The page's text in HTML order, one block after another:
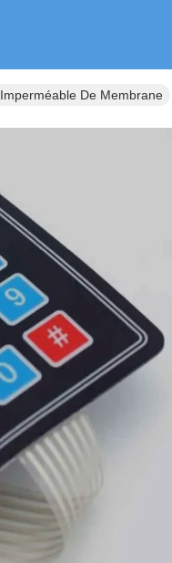
De Membrane